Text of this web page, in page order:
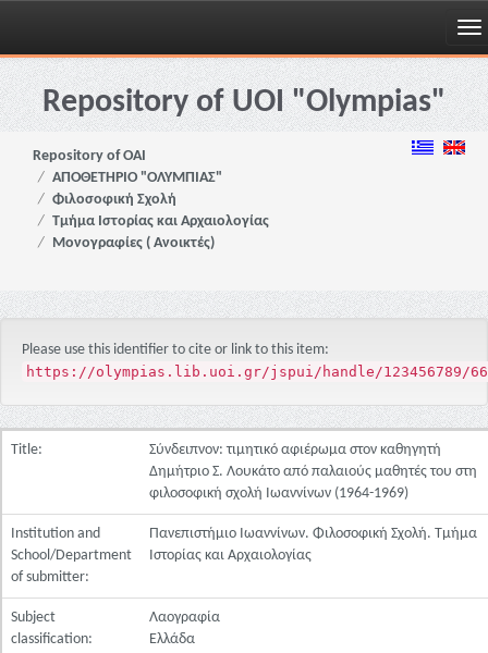
Skip
navigationRepository of UOI "Olympias"
Repository of OAI
ΑΠΟΘΕΤΗΡΙΟ "ΟΛΥΜΠΙΑΣ"
Φιλοσοφική Σχολή
Τμήμα Ιστορίας και Αρχαιολογίας
Μονογραφίες ( Ανοικτές)
Please use this identifier to cite or link to this item:
https://olympias.lib.uoi.gr/jspui/handle/123456789/
Title:
Σύνδειπνον: τιμητικό αφιέρωμα στον καθηγητή
Δημήτριο Σ. Λουκάτο από παλαιούς μαθητές του στη
φιλοσοφική σχολή Ιωαννίνων (1964-1969)
Institution and
School/Department
of submitter:
Πανεπιστήμιο Ιωαννίνων. Φιλοσοφική Σχολή. Τμήμα
Ιστορίας και Αρχαιολογίας
Subject
classification:
Λαογραφία
Ελλάδα